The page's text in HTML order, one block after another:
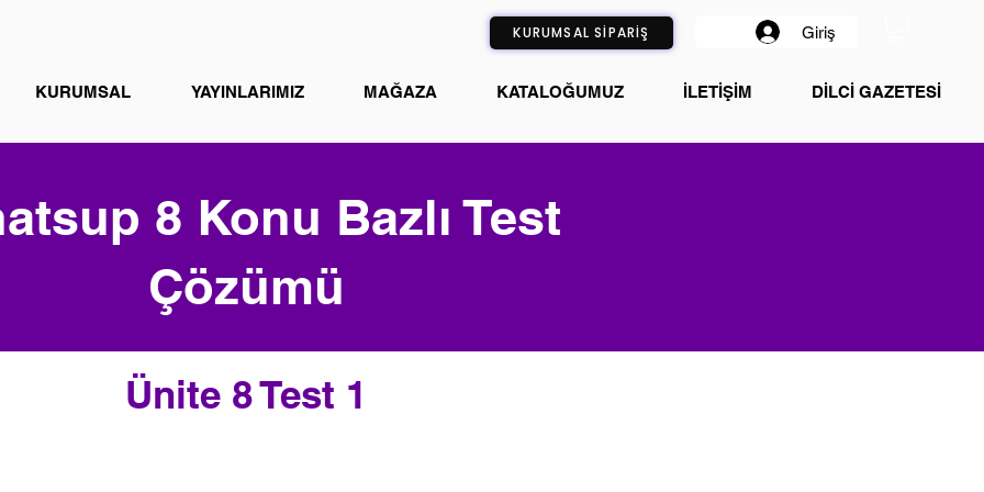
KURUMSAL SİPARİŞ Giriş
KURUMSAL YAYINLARIMIZ MAĞAZA KATALOĞUMUZ İLETİŞİM DİLCİ GAZETESİ
8 Konu Bazlı Test
Çözümü
Ünite 8 Test 1